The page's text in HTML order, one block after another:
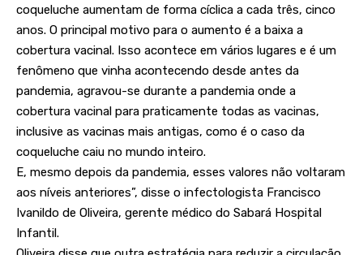
coqueluche aumentam de forma cíclica a cada três, cinco
anos. O principal motivo para o aumento é a baixa a
cobertura vacinal. Isso acontece em vários lugares e é um
fenômeno que vinha acontecendo desde antes da
pandemia, agravou-se durante a pandemia onde a
cobertura vacinal para praticamente todas as vacinas,
inclusive as vacinas mais antigas, como é o caso da
coqueluche caiu no mundo inteiro.
E, mesmo depois da pandemia, esses valores não voltaram
aos níveis anteriores”, disse o infectologista Francisco
Ivanildo de Oliveira, gerente médico do Sabará Hospital
Infantil.